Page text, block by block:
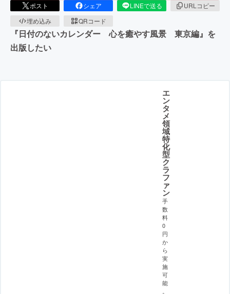
ポスト シェア LINEで送る
URLコピー
埋め込み
QRコード
『日付のないカレンダー 心を癒やす風景 東京編』を
出版したい
エ
ン
タ
メ
領
域
特
化
型
ク
ラ
フ
ァ
ン
手
数
料
0
円
か
ら
実
施
可
能